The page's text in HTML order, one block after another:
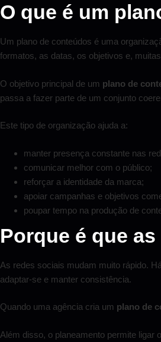
O que é um
Um plano de conteúdos é uma
formatos, as datas, os objetivos e,
O objetivo principal de um plano de
passa a fazer parte de um conjunto
Este tipo de organização ajuda a:
manter presença constante nas
comunicar melhor com o público;
reforçar a identidade da marca;
apoiar campanhas e objetivos
poupar tempo na produção de
Porque é que
As redes sociais mudam muito rápido.
adaptar-se e manter consistência.
Quando uma agência cria um plano de
Além disso, o planeamento permite ligar